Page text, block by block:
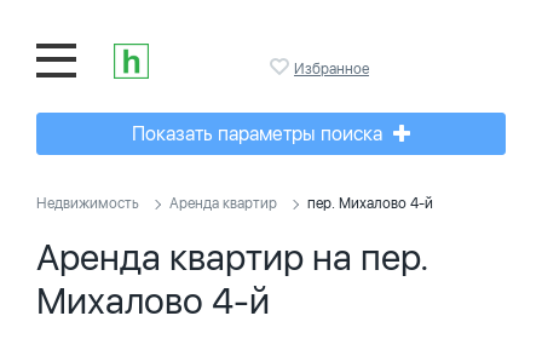
Избранное
Показать параметры поиска
Недвижимость Аренда квартир пер. Михалово 4-й
Аренда квартир на пер.
Михалово 4-й